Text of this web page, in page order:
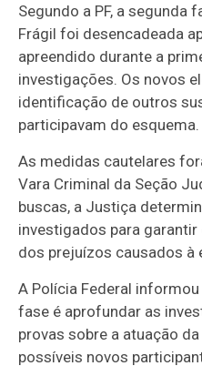
Segundo a PF, a segunda
Frágil foi desencadeada
apreendido durante a
investigações. Os novos
identificação de outros
participavam do esquema.
As medidas cautelares
Vara Criminal da Seção
buscas, a Justiça
investigados para
dos prejuízos causados à
A Polícia Federal
fase é aprofundar as
provas sobre a atuação
possíveis novos